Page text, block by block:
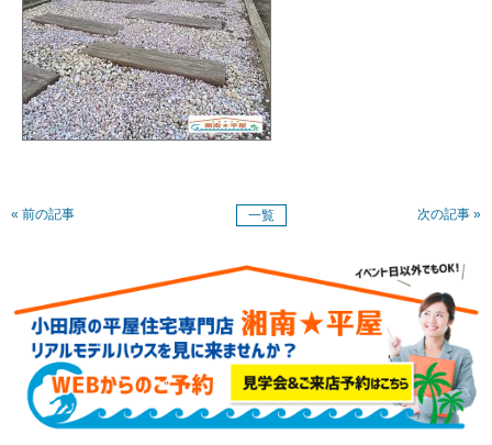
« 前の記事 一覧 次の記事 »